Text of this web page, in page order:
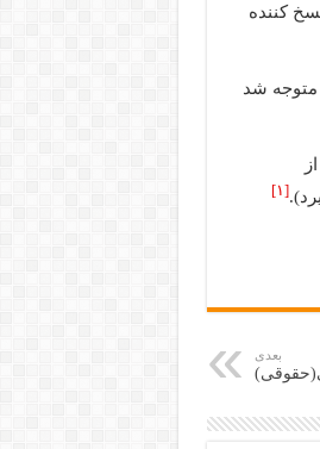
کننده
متوجه شد
[۱]
بعدی